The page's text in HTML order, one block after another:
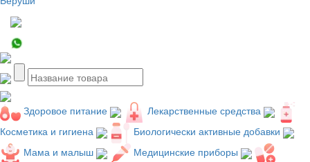
Здоровое питание
Лекарственные средства
Косметика и гигиена
Биологически активные добавки
Мама и малыш
Медицинские приборы